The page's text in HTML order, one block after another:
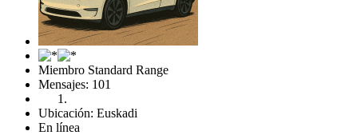
Miembro Standard Range
Mensajes: 101
Ubicación: Euskadi
En línea